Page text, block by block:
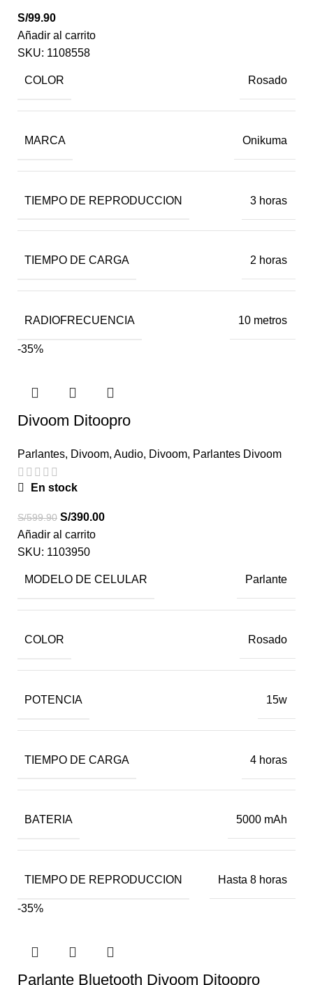
S/99.90
Añadir al carrito
SKU: 1108558
COLOR Rosado
MARCA Onikuma
TIEMPO DE REPRODUCCION 3 horas
TIEMPO DE CARGA 2 horas
RADIOFRECUENCIA 10 metros
-35%
Divoom Ditoopro
Parlantes, Divoom, Audio, Divoom, Parlantes Divoom
En stock
S/599.90 S/390.00
Añadir al carrito
SKU: 1103950
MODELO DE CELULAR Parlante
COLOR Rosado
POTENCIA 15w
TIEMPO DE CARGA 4 horas
BATERIA 5000 mAh
TIEMPO DE REPRODUCCION Hasta 8 horas
-35%
Parlante Bluetooth Divoom Ditoopro